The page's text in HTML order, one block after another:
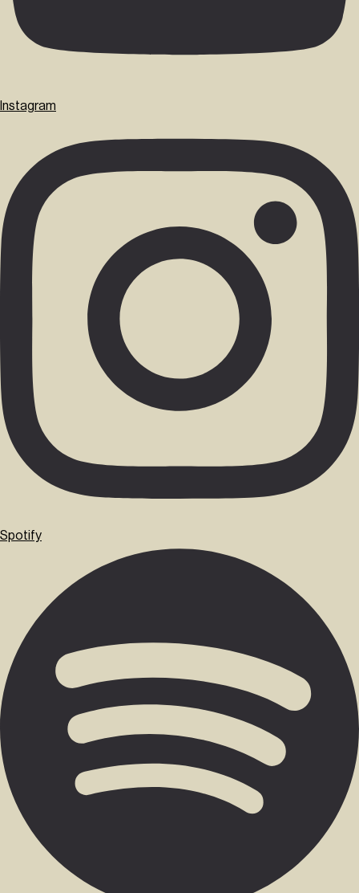
Instagram
Spotify